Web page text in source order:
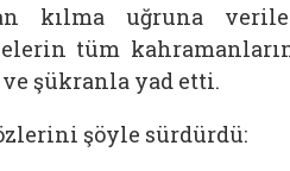
kılma uğruna
tüm
şükranla yad etti.
şöyle sürdürdü: